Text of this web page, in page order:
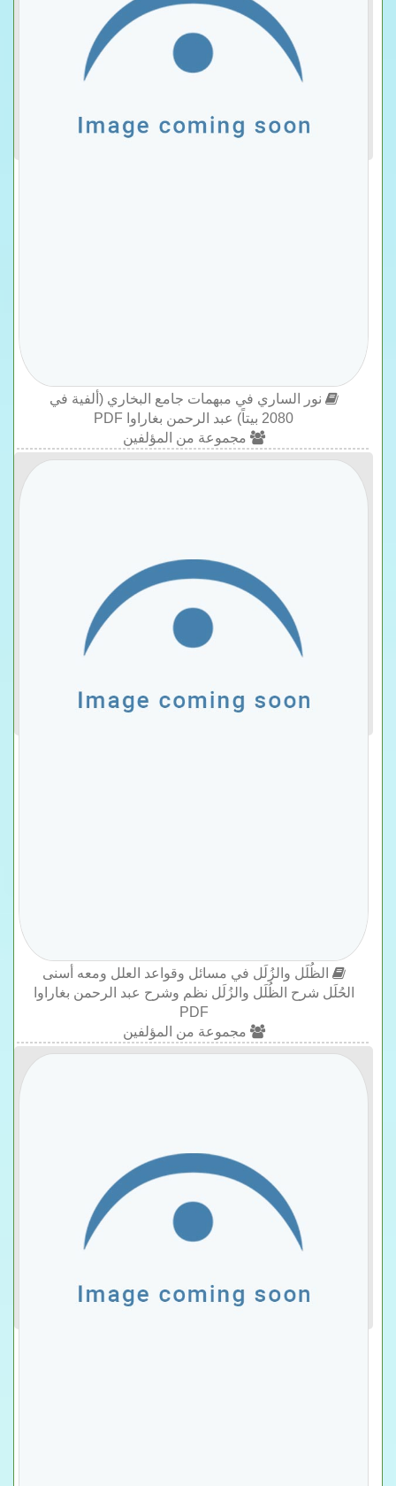
نور الساري في مبهمات جامع البخاري (ألفية في
2080 بيتاً) عبد الرحمن بغاراوا PDF
مجموعة من المؤلفين
الظُلَل والزُلَل في مسائل وقواعد العلل ومعه أسنى
الحُلَل شرح الظُلَل والزُلَل نظم وشرح عبد الرحمن بغاراوا
PDF
مجموعة من المؤلفين